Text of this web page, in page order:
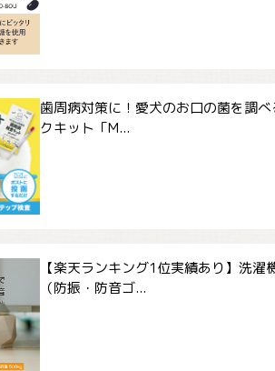
歯周病対策に！愛犬のお口の菌を調べ
クキット「M...
【楽天ランキング1位実績あり】洗濯
（防振・防音ゴ...